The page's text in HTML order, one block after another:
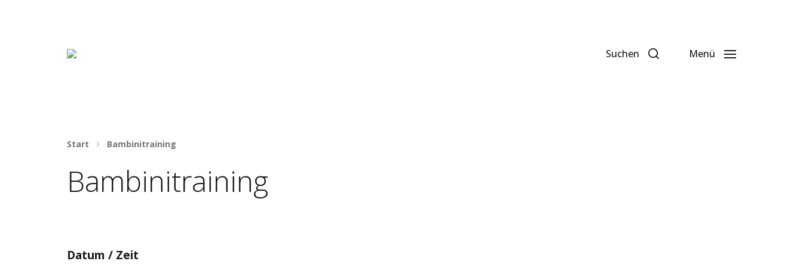
Häng nicht rum. Mach was draus! Suchen Menü
Start Bambinitraining
Bambinitraining
Datum / Zeit